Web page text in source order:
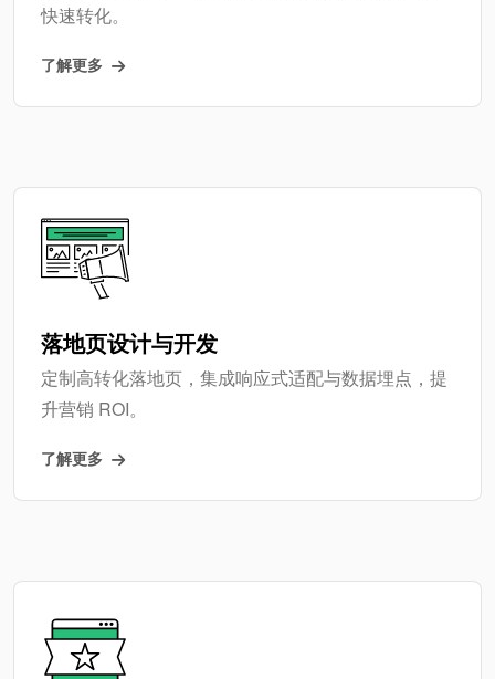
快速转化。
了解更多
落地页设计与开发
定制高转化落地页，集成响应式适配与数据埋点，提
升营销 ROI。
了解更多